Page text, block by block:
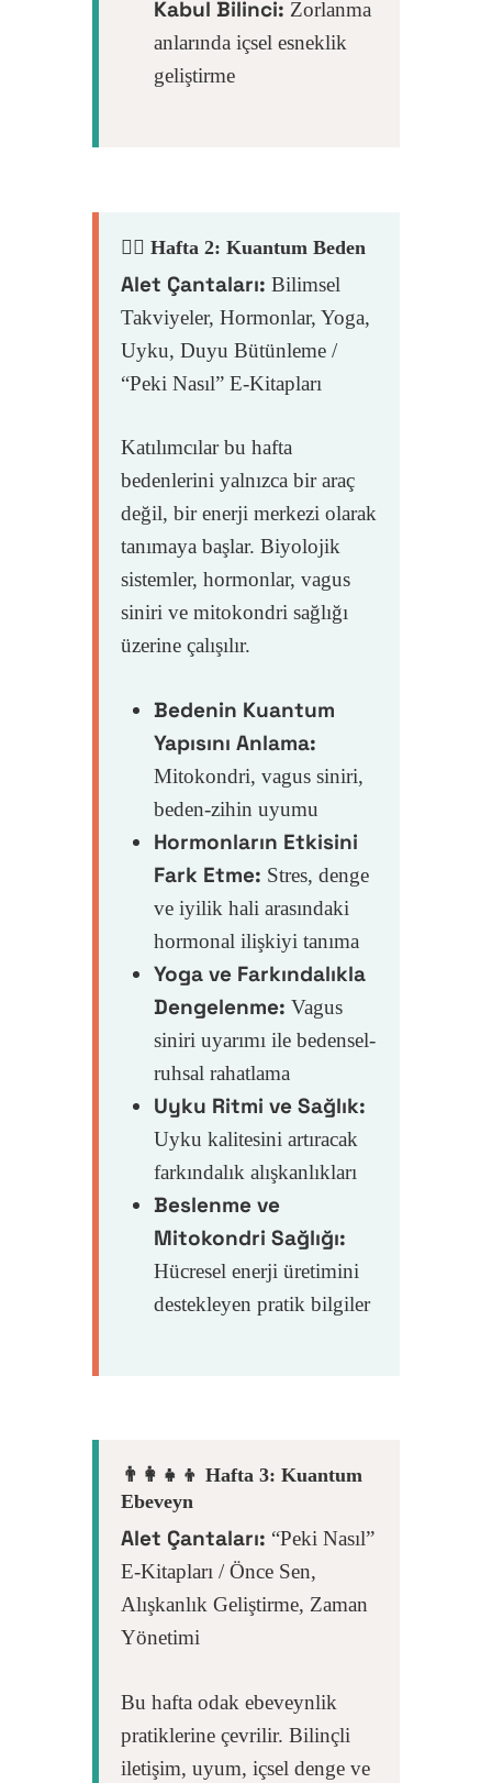
Kabul Bilinci: Zorlanma
anlarında içsel esneklik
geliştirme
🧘‍♀️ Hafta 2: Kuantum Beden
Alet Çantaları: Bilimsel
Takviyeler, Hormonlar, Yoga,
Uyku, Duyu Bütünleme /
“Peki Nasıl” E-Kitapları
Katılımcılar bu hafta
bedenlerini yalnızca bir araç
değil, bir enerji merkezi olarak
tanımaya başlar. Biyolojik
sistemler, hormonlar, vagus
siniri ve mitokondri sağlığı
üzerine çalışılır.
Bedenin Kuantum
Yapısını Anlama:
Mitokondri, vagus siniri,
beden-zihin uyumu
Hormonların Etkisini
Fark Etme: Stres, denge
ve iyilik hali arasındaki
hormonal ilişkiyi tanıma
Yoga ve Farkındalıkla
Dengelenme: Vagus
siniri uyarımı ile bedensel-
ruhsal rahatlama
Uyku Ritmi ve Sağlık:
Uyku kalitesini artıracak
farkındalık alışkanlıkları
Beslenme ve
Mitokondri Sağlığı:
Hücresel enerji üretimini
destekleyen pratik bilgiler
👨‍👩‍👧‍👦 Hafta 3: Kuantum
Ebeveyn
Alet Çantaları: “Peki Nasıl”
E-Kitapları / Önce Sen,
Alışkanlık Geliştirme, Zaman
Yönetimi
Bu hafta odak ebeveynlik
pratiklerine çevrilir. Bilinçli
iletişim, uyum, içsel denge ve
Eğitmeninizi Tanıyın
Logomun Hikayesi
Ebeveyn Ve
Mindful Evren
Mindfulness
Üstün Yetenekliler
Mindfulness
Meditasyon
Çocuklar Için
Nasıl Başladı?
Yoga Felsefesi
Çocuklar Için Yoga
Neler Sunuyorum
Sınıf Eğitimleri
Freebies
Dijital Ürünler
MIEV BookClub
Tavsiyelerim
İletişim
Blog
Üyelik
Giriş
Hesabım